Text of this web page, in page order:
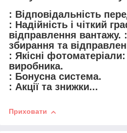
: Відповідальність
: Надійність і чіткий
відправлення вантажу.
збирання та
: Якісні
виробника.
: Бонусна система.
: Акції та знижки...
Приховати